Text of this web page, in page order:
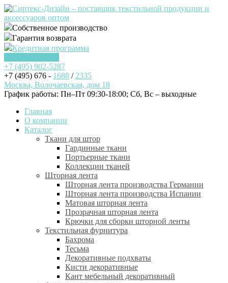
Собственное производство
Гарантия возврата
Кредитная программа
+7 (495) 902-5287
+7 (495) 676 - 1688 / 2335
Москва, Волочаевская, дом 18
График работы: Пн–Пт 09:30-18:00; Cб, Вс – выходные
Главная
О компании
Каталог
Ткани для штор
Гардинные ткани
Портьерные ткани
Коллекции тканей
Шторная лента
Шторная лента производства Германии
Шторная лента производства Испании
Матовая шторная лента
Прозрачная шторная лента
Крючки для сборки шторной ленты
Текстильная фурнитура
Бахрома
Тесьма
Декоративные подхваты
Кисти декоративные
Кант мебельный декоративный